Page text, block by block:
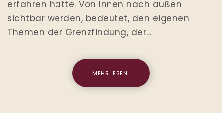
erfahren hatte. Von Innen nach außen
sichtbar werden, bedeutet, den eigenen
Themen der Grenzfindung, der…
MEHR LESEN..